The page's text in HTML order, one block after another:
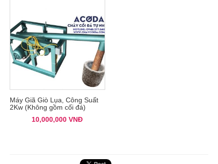
Máy Giã Giò Lụa, Công Suất
2Kw (Không gồm cối đá)
10,000,000VNĐ